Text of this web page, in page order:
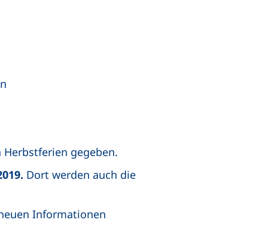
gegeben.
Dort werden auch die
Informationen